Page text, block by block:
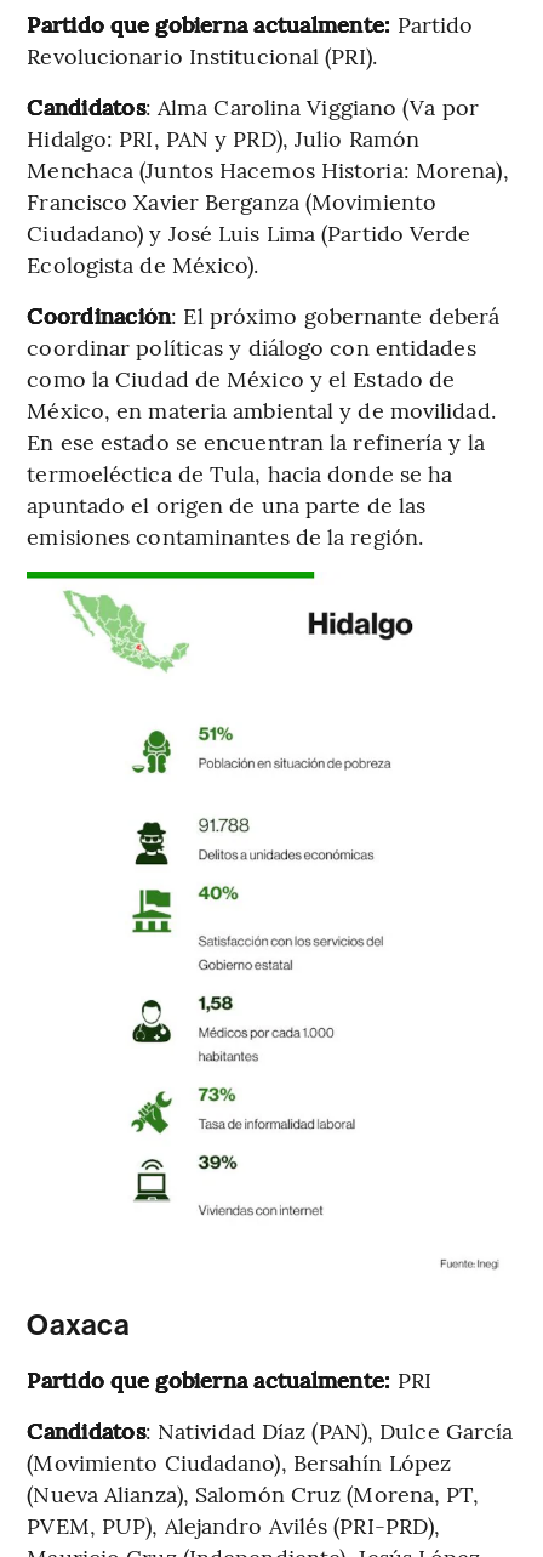
Partido que gobierna actualmente: Partido
Revolucionario Institucional (PRI).
Candidatos: Alma Carolina Viggiano (Va por
Hidalgo: PRI, PAN y PRD), Julio Ramón
Menchaca (Juntos Hacemos Historia: Morena),
Francisco Xavier Berganza (Movimiento
Ciudadano) y José Luis Lima (Partido Verde
Ecologista de México).
Coordinación: El próximo gobernante deberá
coordinar políticas y diálogo con entidades
como la Ciudad de México y el Estado de
México, en materia ambiental y de movilidad.
En ese estado se encuentran la refinería y la
termoeléctica de Tula, hacia donde se ha
apuntado el origen de una parte de las
emisiones contaminantes de la región.
Oaxaca
Partido que gobierna actualmente: PRI
Candidatos: Natividad Díaz (PAN), Dulce García
(Movimiento Ciudadano), Bersahín López
(Nueva Alianza), Salomón Cruz (Morena, PT,
PVEM, PUP), Alejandro Avilés (PRI-PRD),